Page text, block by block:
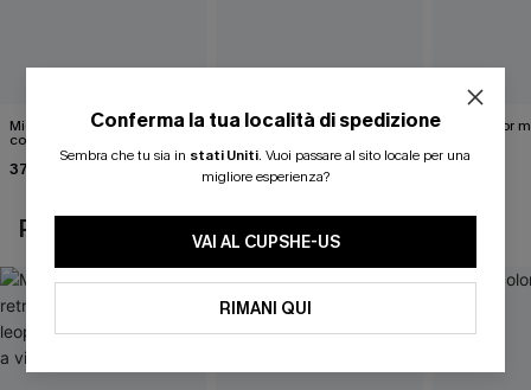
Midkini incrociato sul retro
con stampa leopardata
classica e set a vita alta
37,00 €
Completo bikini marrone
40,00 €
Bikini color
40,00 €
POTREBBE INTERESSARTI ANCHE
Conferma la tua località di spedizione
Sembra che tu sia in stati Uniti. Vuoi passare al sito locale per una
migliore esperienza?
VAI AL CUPSHE-US
RIMANI QUI